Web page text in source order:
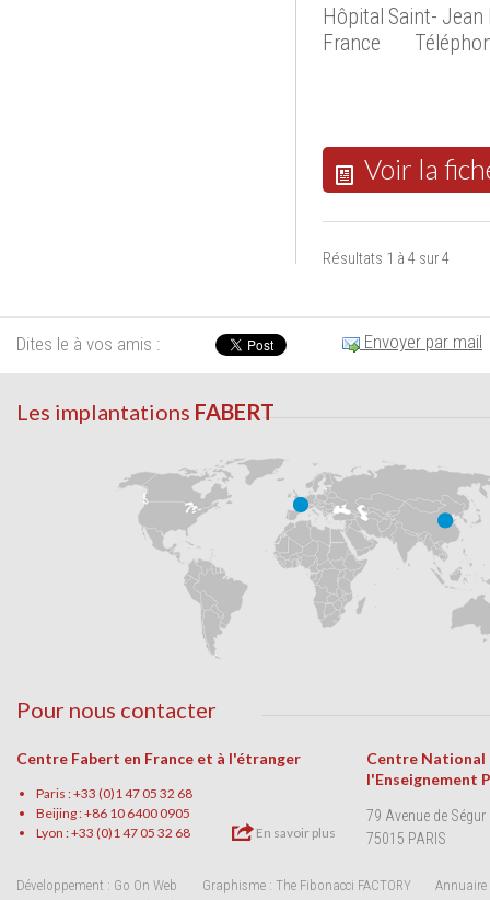
Hôpital Saint- Jean
France
Voir la
Résultats 1 à 4 sur 4
Dites le à vos amis : Envoyer par mail
Les implantations FABERT
Pour nous contacter
Centre Fabert en France et à l'étranger
Paris : +33 (0)1 47 05 32 68
Beijing : +86 10 6400 0905
Lyon : +33 (0)1 47 05 32 68
En savoir plus
Centre National
l'Enseignement
79 Avenue de Ségur
75015 PARIS
Développement : Go On Web Graphisme : The Fibonacci FACTORY
Annuaire